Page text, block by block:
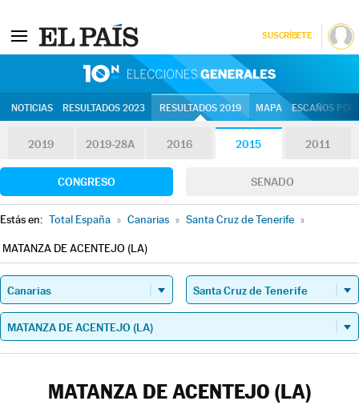
SUSCRÍBETE
NOTICIAS RESULTADOS 2023 RESULTADOS 2019 MAPA ESCAÑOS
2019 2019-28A 2016 2015 2011
CONGRESO SENADO
Estás en: Total España » Canarias » Santa Cruz de Tenerife »
MATANZA DE ACENTEJO (LA)
MATANZA DE ACENTEJO (LA)